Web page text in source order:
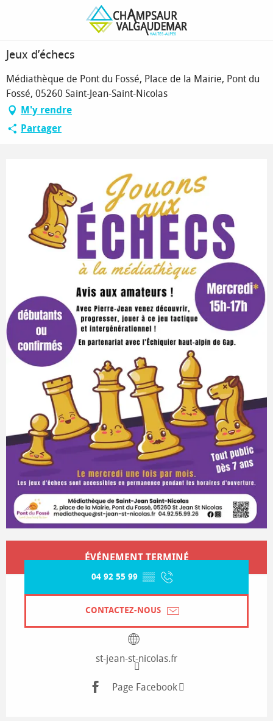
principal
Jeux d’échecs
Jeux d’échecs
Médiathèque de Pont du Fossé, Place de la Mairie, Pont du
Fossé, 05260 Saint-Jean-Saint-Nicolas
M'y rendre
Partager
Ouverture et coordonnées
ÉVÉNEMENT TERMINÉ
04 92 55 99 ▒▒
CONTACTEZ-NOUS
st-jean-st-nicolas.fr
Page Facebook